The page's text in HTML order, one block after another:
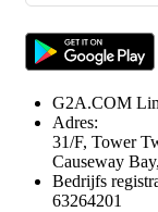
G2A.COM
Adres:
31/F, Tower
Causeway
Bedrijfs
63264201